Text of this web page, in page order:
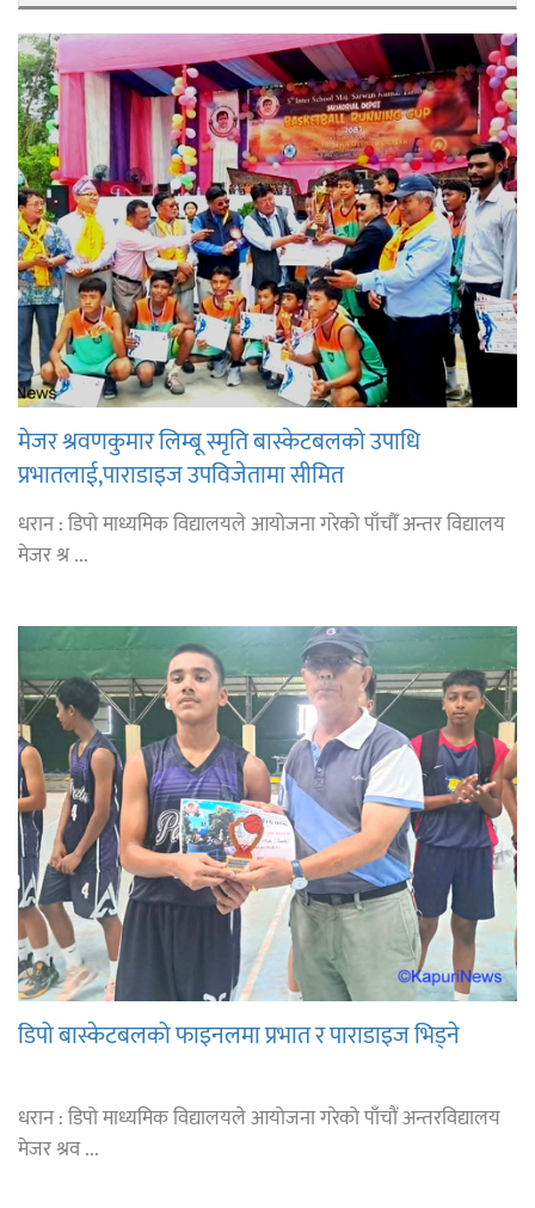
मेजर श्रवणकुमार लिम्बू स्मृति बास्केटबलको उपाधि
प्रभातलाई,पाराडाइज उपविजेतामा सीमित
धरान : डिपो माध्यमिक विद्यालयले आयोजना गरेको पाँचौँ अन्तर विद्यालय
मेजर श्र ...
डिपो बास्केटबलको फाइनलमा प्रभात र पाराडाइज भिड्ने
धरान : डिपो माध्यमिक विद्यालयले आयोजना गरेको पाँचौं अन्तरविद्यालय
मेजर श्रव ...